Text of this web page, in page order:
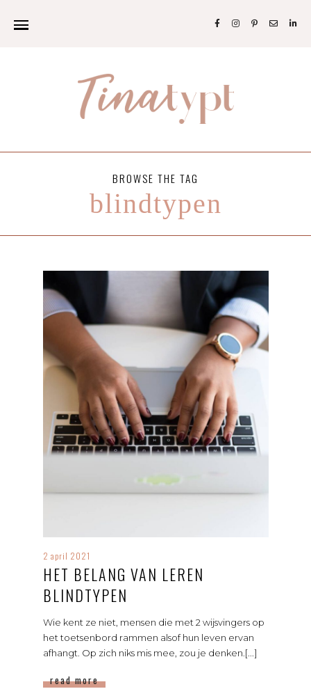
BROWSE THE TAG
blindtypen
2 april 2021
HET BELANG VAN LEREN
BLINDTYPEN
Wie kent ze niet, mensen die met 2 wijsvingers op
het toetsenbord rammen alsof hun leven ervan
afhangt. Op zich niks mis mee, zou je denken.[...]
read more